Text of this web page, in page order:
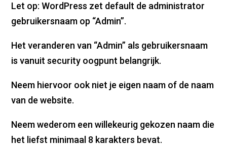
Let op: WordPress zet default de administrator
gebruikersnaam op “Admin”.
Het veranderen van “Admin” als gebruikersnaam
is vanuit security oogpunt belangrijk.
Neem hiervoor ook niet je eigen naam of de naam
van de website.
Neem wederom een willekeurig gekozen naam die
het liefst minimaal 8 karakters bevat.